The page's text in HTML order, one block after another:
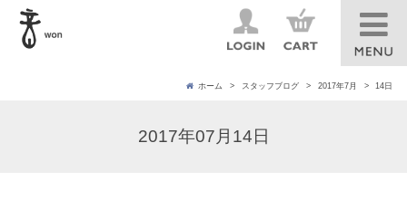
ホーム スタッフブログ 2017年7月 14日
2017年07月14日